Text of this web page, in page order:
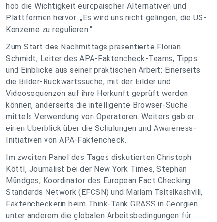
hob die Wichtigkeit europäischer Alternativen und
Plattformen hervor: „Es wird uns nicht gelingen, die US-
Konzerne zu regulieren.“
Zum Start des Nachmittags präsentierte Florian
Schmidt, Leiter des APA-Faktencheck-Teams, Tipps
und Einblicke aus seiner praktischen Arbeit: Einerseits
die Bilder-Rückwärtssuche, mit der Bilder und
Videosequenzen auf ihre Herkunft geprüft werden
können, anderseits die intelligente Browser-Suche
mittels Verwendung von Operatoren. Weiters gab er
einen Überblick über die Schulungen und Awareness-
Initiativen von APA-Faktencheck.
Im zweiten Panel des Tages diskutierten Christoph
Köttl, Journalist bei der New York Times, Stephan
Mündges, Koordinator des European Fact Checking
Standards Network (EFCSN) und Mariam Tsitsikashvili,
Faktencheckerin beim Think-Tank GRASS in Georgien
unter anderem die globalen Arbeitsbedingungen für